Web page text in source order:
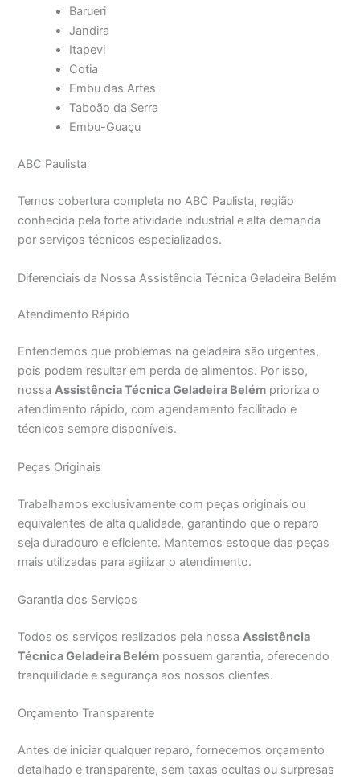
Barueri
Jandira
Itapevi
Cotia
Embu das Artes
Taboão da Serra
Embu-Guaçu
ABC Paulista
Temos cobertura completa no ABC Paulista, região
conhecida pela forte atividade industrial e alta demanda
por serviços técnicos especializados.
Diferenciais da Nossa Assistência Técnica Geladeira Belém
Atendimento Rápido
Entendemos que problemas na geladeira são urgentes,
pois podem resultar em perda de alimentos. Por isso,
nossaAssistência Técnica Geladeira Belém prioriza o
atendimento rápido, com agendamento facilitado e
técnicos sempre disponíveis.
Peças Originais
Trabalhamos exclusivamente com peças originais ou
equivalentes de alta qualidade, garantindo que o reparo
seja duradouro e eficiente. Mantemos estoque das peças
mais utilizadas para agilizar o atendimento.
Garantia dos Serviços
Todos os serviços realizados pela nossaAssistência
Técnica Geladeira Belém possuem garantia, oferecendo
tranquilidade e segurança aos nossos clientes.
Orçamento Transparente
Antes de iniciar qualquer reparo, fornecemos orçamento
detalhado e transparente, sem taxas ocultas ou surpresas